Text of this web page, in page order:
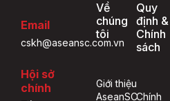
Email
cskh@aseansc.com.vn
Hội sở
chính
Về
chúng
tôi
Giới thiệu
AseanSC
Quy
định &
Chính
sách
Chính